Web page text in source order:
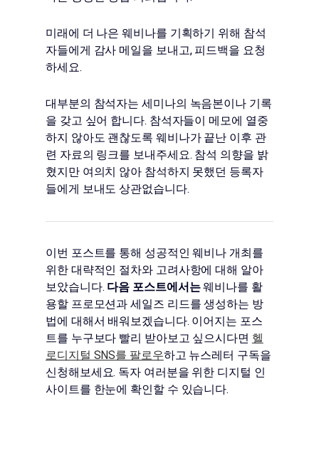
미래에 더 나은 웨비나를 기획하기 위해 참석
자들에게 감사 메일을 보내고, 피드백을 요청
하세요.
대부분의 참석자는 세미나의 녹음본이나 기록
을 갖고 싶어 합니다. 참석자들이 메모에 열중
하지 않아도 괜찮도록 웨비나가 끝난 이후 관
련 자료의 링크를 보내주세요. 참석 의향을 밝
혔지만 여의치 않아 참석하지 못했던 등록자
들에게 보내도 상관없습니다.
이번 포스트를 통해 성공적인 웨비나 개최를
위한 대략적인 절차와 고려사항에 대해 알아
보았습니다. 다음 포스트에서는웨비나를 활
용할 프로모션과 세일즈 리드를 생성하는 방
법에 대해서 배워보겠습니다. 이어지는 포스
트를 누구보다 빨리 받아보고 싶으시다면 헬
로디지털 SNS를 팔로우하고 뉴스레터 구독을
신청해보세요. 독자 여러분을 위한 디지털 인
사이트를 한눈에 확인할 수 있습니다.